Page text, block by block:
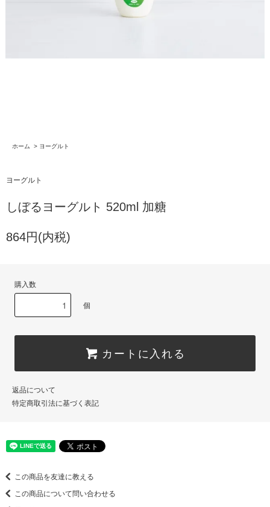
ホーム > ヨーグルト
ヨーグルト
しぼるヨーグルト 520ml 加糖
864円(内税)
購入数
個
カートに入れる
返品について
特定商取引法に基づく表記
この商品を友達に教える
この商品について問い合わせる